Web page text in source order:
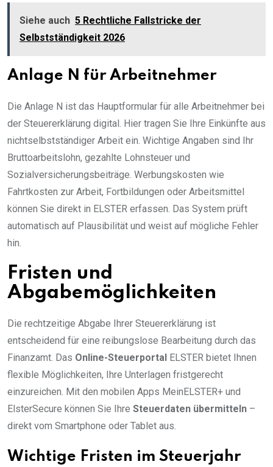
Siehe auch 5 Rechtliche Fallstricke der
Selbstständigkeit 2026
Anlage N für Arbeitnehmer
Die Anlage N ist das Hauptformular für alle Arbeitnehmer bei
der Steuererklärung digital. Hier tragen Sie Ihre Einkünfte aus
nichtselbstständiger Arbeit ein. Wichtige Angaben sind Ihr
Bruttoarbeitslohn, gezahlte Lohnsteuer und
Sozialversicherungsbeiträge. Werbungskosten wie
Fahrtkosten zur Arbeit, Fortbildungen oder Arbeitsmittel
können Sie direkt in ELSTER erfassen. Das System prüft
automatisch auf Plausibilität und weist auf mögliche Fehler
hin.
Fristen und
Abgabemöglichkeiten
Die rechtzeitige Abgabe Ihrer Steuererklärung ist
entscheidend für eine reibungslose Bearbeitung durch das
Finanzamt. Das Online-Steuerportal ELSTER bietet Ihnen
flexible Möglichkeiten, Ihre Unterlagen fristgerecht
einzureichen. Mit den mobilen Apps MeinELSTER+ und
ElsterSecure können Sie Ihre Steuerdaten übermitteln –
direkt vom Smartphone oder Tablet aus.
Wichtige Fristen im Steuerjahr